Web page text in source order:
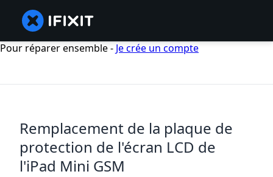
Pour réparer ensemble - Je crée un compte
Remplacement de la plaque de
protection de l'écran LCD de
l'iPad Mini GSM